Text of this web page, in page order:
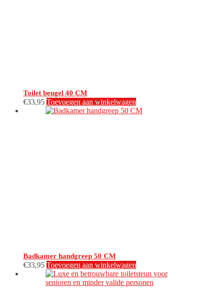
Toilet beugel 40 CM
€33,95 Toevoegen aan winkelwagen
Badkamer handgreep 50 CM
€33,95 Toevoegen aan winkelwagen